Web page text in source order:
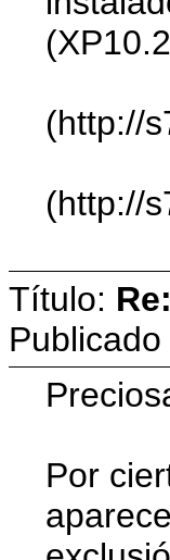
(http://
(http://
Título:
Publicado
Por